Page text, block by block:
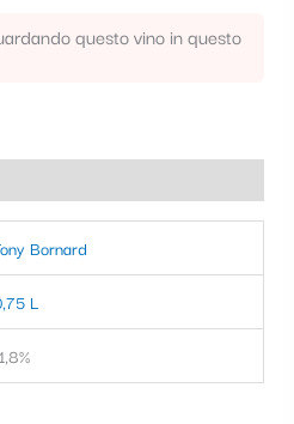
questo vino in questo
Bornard
L